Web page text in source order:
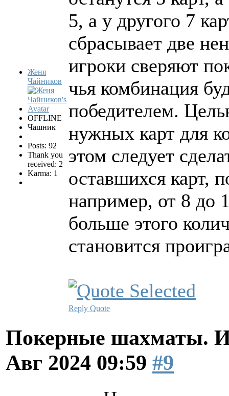
Женя
Чайников
OFFLINE
Чашник
Posts: 92
Thank you
received: 2
Karma: 1
5, а у другого 7
сбрасывает две
игроки сверяют
чья комбинация
победителем.
нужных карт для
этом следует
оставшихся карт,
например, от 8 до
больше этого
становится
Reply Quote
Покерные шахматы.
Авг 2024 09:59 #9